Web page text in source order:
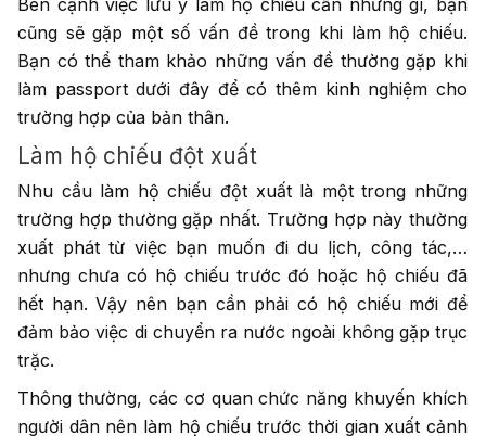
cũng sẽ gặp một số vấn đề trong khi làm hộ chiếu.
Bạn có thể tham khảo những vấn đề thường gặp khi
làm passport dưới đây để có thêm kinh nghiệm cho
trường hợp của bản thân.
Làm hộ chiếu đột xuất
Nhu cầu làm hộ chiếu đột xuất là một trong những
trường hợp thường gặp nhất. Trường hợp này thường
xuất phát từ việc bạn muốn đi du lịch, công tác,…
nhưng chưa có hộ chiếu trước đó hoặc hộ chiếu đã
hết hạn. Vậy nên bạn cần phải có hộ chiếu mới để
đảm bảo việc di chuyển ra nước ngoài không gặp trục
trặc.
Thông thường, các cơ quan chức năng khuyến khích
người dân nên làm hộ chiếu trước thời gian xuất cảnh